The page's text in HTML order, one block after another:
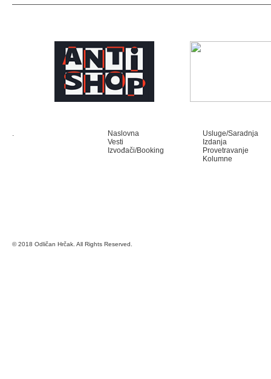
.
Naslovna
Vesti
Izvođači/Booking
Usluge/Saradnja
Izdanja
Provetravanje
Kolumne
© 2018 Odličan Hrčak. All Rights Reserved.